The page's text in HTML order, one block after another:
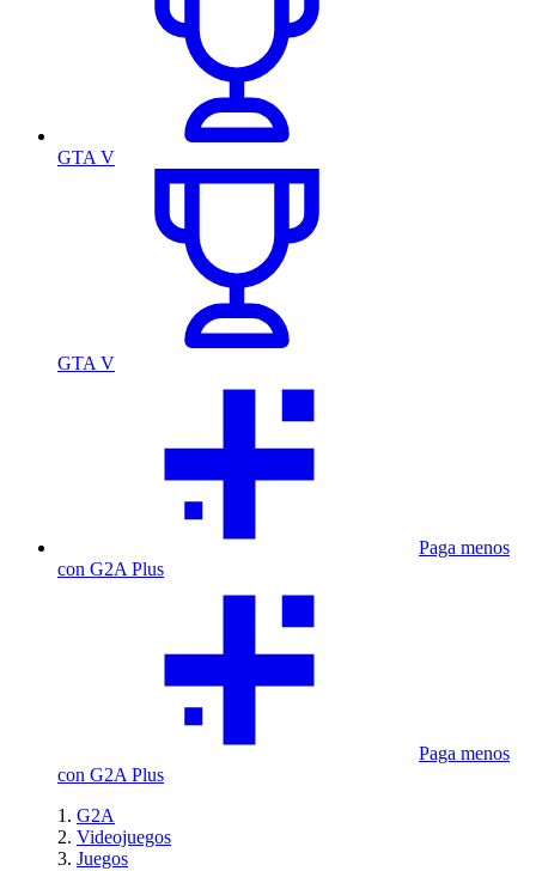
GTA V
GTA V
Paga menos
con G2A Plus
Paga menos
con G2A Plus
G2A
Videojuegos
Juegos